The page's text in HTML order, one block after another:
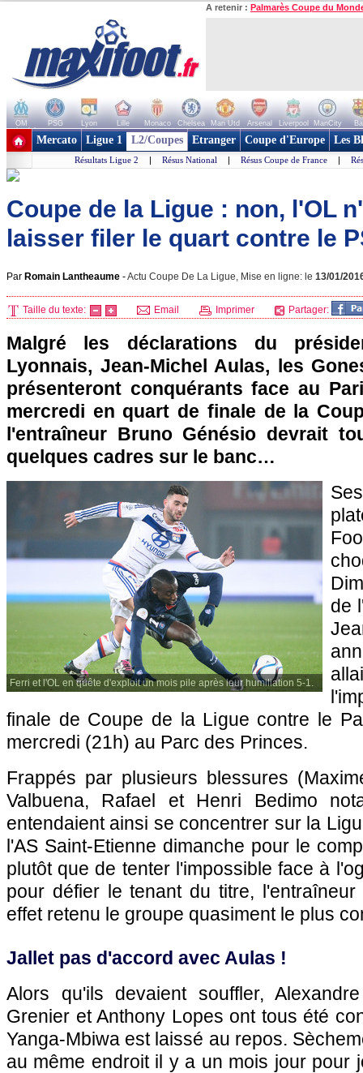
A retenir : Palmarès Coupe du
OM PSG Lyon Lille Monaco Chelsea Man Utd Arsenal Liverpool ManCity
+ de clubs
Mercato Ligue 1 L2/Coupes Etranger Coupe d'Europe Les
Résultats Ligue 2 | Résus National | Résus Coupe de France |
Coupe de la Ligue : non, l'OL
laisser filer le quart contre le
Par Romain Lantheaume -Actu Coupe De La Ligue, Mise en ligne: le 13/01/
Taille du texte: Email Imprimer Partager:
Malgré les déclarations du
Lyonnais, Jean-Michel Aulas, les
présenteront conquérants face au
mercredi en quart de finale de la
l'entraîneur Bruno Génésio devrait
quelques cadres sur le banc…
Ferri et l'OL en quête d'exploit un mois pile après leur humiliation 5-1.
de
finale de Coupe de la Ligue contre le
mercredi (21h) au Parc des Princes.
Frappés par plusieurs blessures
Valbuena, Rafael et Henri Bedimo
entendaient ainsi se concentrer sur la
l'AS Saint-Etienne dimanche pour le
plutôt que de tenter l'impossible face à
pour défier le tenant du titre,
effet retenu le groupe quasiment le plus
Jallet pas d'accord avec Aulas !
Alors qu'ils devaient souffler,
Grenier et Anthony Lopes ont tous été
Yanga-Mbiwa est laissé au repos.
au même endroit il y a un mois jour pour